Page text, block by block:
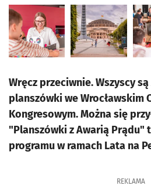
Wręcz przeciwnie. Wszyscy
planszówki we Wrocławskim
Kongresowym. Można się
"Planszówki z Awarią Prądu"
programu w ramach Lata na
REKLAMA